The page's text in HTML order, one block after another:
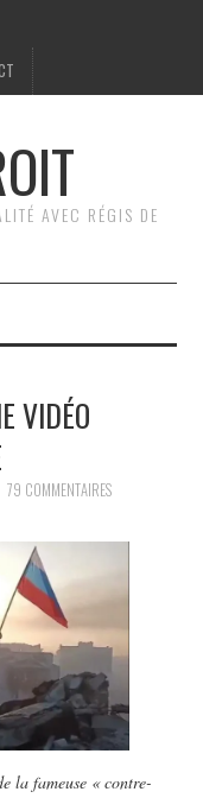
AVEC RÉGIS DE
VIDÉO
79 COMMENTAIRES
la fameuse « contre-